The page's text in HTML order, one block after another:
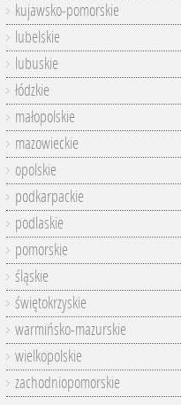
kujawsko-pomorskie
lubelskie
lubuskie
łódzkie
małopolskie
mazowieckie
opolskie
podkarpackie
podlaskie
pomorskie
śląskie
świętokrzyskie
warmińsko-mazurskie
wielkopolskie
zachodniopomorskie